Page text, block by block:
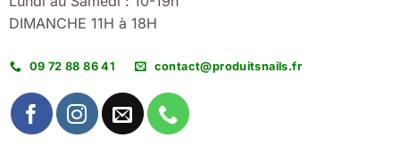
DIMANCHE 11H à 18H
09 72 88 86 41 contact@produitsnails.fr